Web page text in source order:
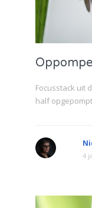
Focusstack uit
half
4